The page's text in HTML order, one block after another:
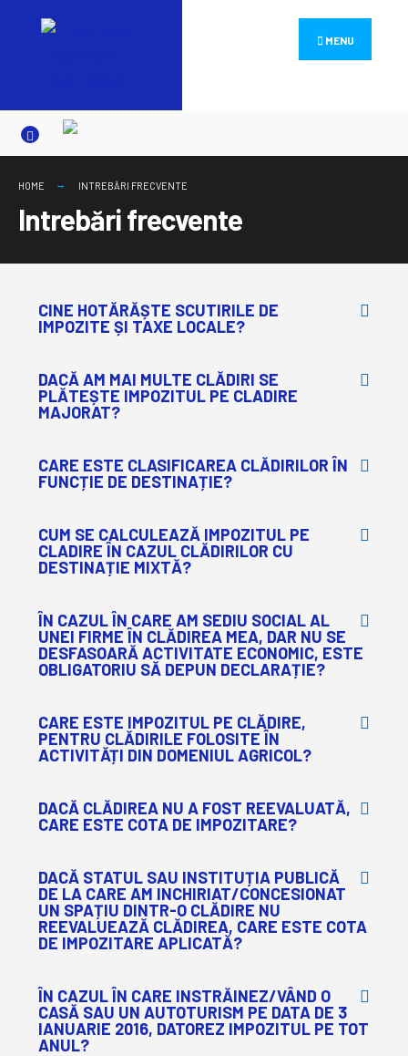
MENU
HOME INTREBĂRI FRECVENTE
Intrebări frecvente
CINE HOTĂRĂȘTE SCUTIRILE DE
IMPOZITE ȘI TAXE LOCALE?
DACĂ AM MAI MULTE CLĂDIRI SE
PLĂTEȘTE IMPOZITUL PE CLADIRE
MAJORAT?
CARE ESTE CLASIFICAREA CLĂDIRILOR ÎN
FUNCȚIE DE DESTINAȚIE?
CUM SE CALCULEAZĂ IMPOZITUL PE
CLADIRE ÎN CAZUL CLĂDIRILOR CU
DESTINAȚIE MIXTĂ?
ÎN CAZUL ÎN CARE AM SEDIU SOCIAL AL
UNEI FIRME ÎN CLĂDIREA MEA, DAR NU SE
DESFASOARĂ ACTIVITATE ECONOMIC, ESTE
OBLIGATORIU SĂ DEPUN DECLARAȚIE?
CARE ESTE IMPOZITUL PE CLĂDIRE,
PENTRU CLĂDIRILE FOLOSITE ÎN
ACTIVITĂȚI DIN DOMENIUL AGRICOL?
DACĂ CLĂDIREA NU A FOST REEVALUATĂ,
CARE ESTE COTA DE IMPOZITARE?
DACĂ STATUL SAU INSTITUȚIA PUBLICĂ
DE LA CARE AM INCHIRIAT/CONCESIONAT
UN SPAȚIU DINTR-O CLĂDIRE NU
REEVALUEAZĂ CLĂDIREA, CARE ESTE COTA
DE IMPOZITARE APLICATĂ?
ÎN CAZUL ÎN CARE INSTRĂINEZ/VÂND O
CASĂ SAU UN AUTOTURISM PE DATA DE 3
IANUARIE 2016, DATOREZ IMPOZITUL PE TOT
ANUL?